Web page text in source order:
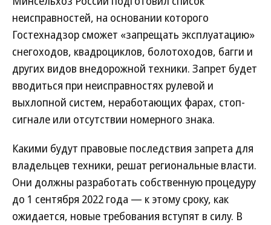
неисправностей, на основании которого
Гостехнадзор сможет «запрещать эксплуатацию»
снегоходов, квадроциклов, болотоходов, багги и
других видов внедорожной техники. Запрет будет
вводиться при неисправностях рулевой и
выхлопной систем, неработающих фарах, стоп-
сигнале или отсутствии номерного знака.
Какими будут правовые последствия запрета для
владельцев техники, решат региональные власти.
Они должны разработать собственную процедуру
до 1 сентября 2022 года — к этому сроку, как
ожидается, новые требования вступят в силу. В